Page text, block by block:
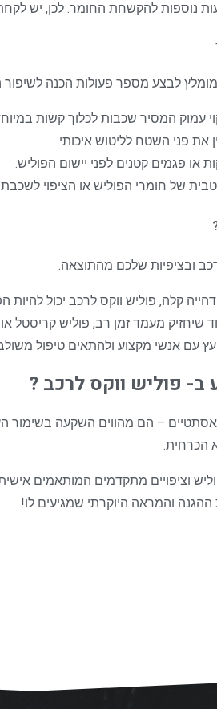
מומלץ לבצע מספר פעולות הכנה
עמוק המסיר שכבות לכלוך קשות
את פני השטח לליטוש איכותי.
או פגמים קטנים לפני יישום הפוליש.
של חומרי הפוליש או הציפוי
ובציפיות שלכם מהתוצאה.
קלה, פוליש ווקס לרכב יכול להיות
מעמד זמן רב, פוליש קריסטל
עם אנשי מקצוע ולהתאים טיפול
פוליש ווקס לרכב ?
אסתטיים – הם מהווים השקעה
הכרחית.
וציפויים מתקדמים המותאמים
והמראה היוקרתי שמגיעים לו!